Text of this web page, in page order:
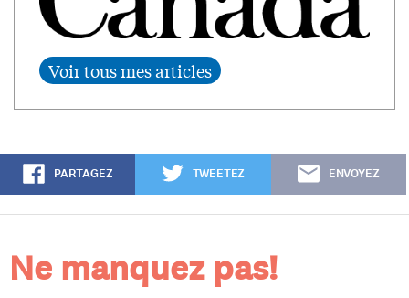
PARTAGEZ TWEETEZ ENVOYEZ
Ne manquez pas!